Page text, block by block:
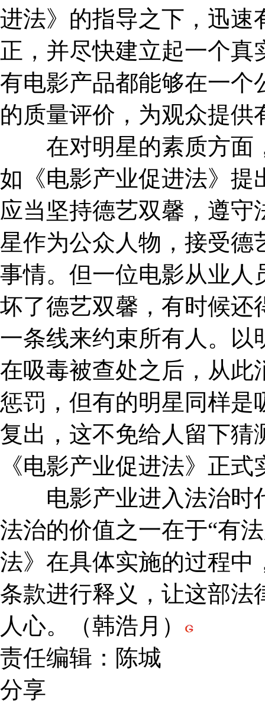
进法》的指导之下，迅速
正，并尽快建立起一个
有电影产品都能够在一个
的质量评价，为观众提供
在对明星的素质方面
如《电影产业促进法》提
应当坚持德艺双馨，遵
星作为公众人物，接受德
事情。但一位电影从业人
坏了德艺双馨，有时候还
一条线来约束所有人。以
在吸毒被查处之后，从此
惩罚，但有的明星同样是
复出，这不免给人留下猜
《电影产业促进法》正
电影产业进入法治时
法治的价值之一在于“有
法》在具体实施的过程中
条款进行释义，让这部法
人心。（韩浩月）
责任编辑：陈城
分享